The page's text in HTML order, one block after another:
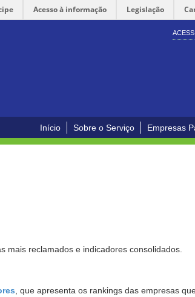
Acesso à informação Legislação
Início Sobre o Serviço Empresas
mais reclamados e indicadores consolidados.
, que apresenta os rankings das empresas